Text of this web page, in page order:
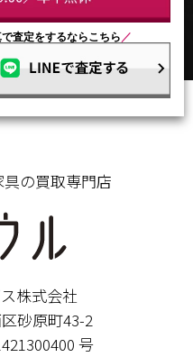
査定をするならこちら ／
具の買取専門店
株式会社
砂原町43-2
号